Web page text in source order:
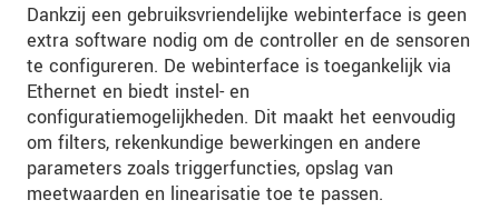
Dankzij een gebruiksvriendelijke webinterface is geen
extra software nodig om de controller en de sensoren
te configureren. De webinterface is toegankelijk via
Ethernet en biedt instel- en
configuratiemogelijkheden. Dit maakt het eenvoudig
om filters, rekenkundige bewerkingen en andere
parameters zoals triggerfuncties, opslag van
meetwaarden en linearisatie toe te passen.